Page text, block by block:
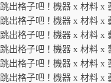
跳出格子吧！機器 x 材料 x
跳出格子吧！機器 x 材料 x
跳出格子吧！機器 x 材料 x
跳出格子吧！機器 x 材料 x
跳出格子吧！機器 x 材料 x
跳出格子吧！機器 x 材料 x